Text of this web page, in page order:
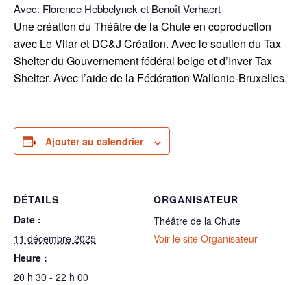
Avec: Florence Hebbelynck et Benoît Verhaert
Une création du Théâtre de la Chute en coproduction
avec Le Vilar et DC&J Création. Avec le soutien du Tax
Shelter du Gouvernement fédéral belge et d’Inver Tax
Shelter. Avec l’aide de la Fédération Wallonie-Bruxelles.
Ajouter au calendrier
DÉTAILS
Date :
11 décembre 2025
Heure :
20 h 30 - 22 h 00
ORGANISATEUR
Théâtre de la Chute
Voir le site Organisateur